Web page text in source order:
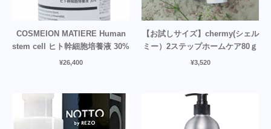
COSMEION MATIERE Human
stem cell ヒト幹細胞培養液 30%
¥26,400
【お試しサイズ】chermy(シェル
ミー）2ステップホームケア80ｇ
¥3,520